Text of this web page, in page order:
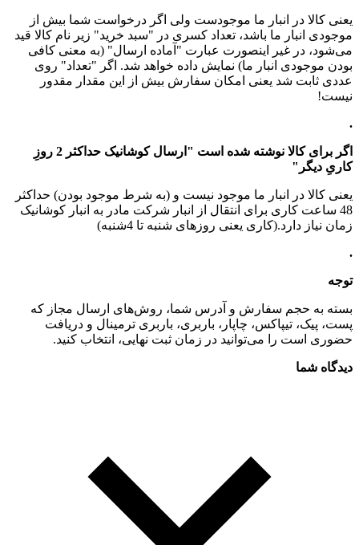
یعنی کالا در انبار ما موجودست ولی اگر درخواست شما بیش از
موجودی انبار ما باشد، تعداد کسری در "سبد خرید" زیر نام کالا قید
می‌شود، در غیر اینصورت عبارت "آماده ارسال" (به معنی کافی
بودن موجودی انبار ما) نمایش داده خواهد شد. اگر "تعداد" روی
عددی ثابت شد یعنی امکان سفارش بیش از این مقدار مقدور
نیست!
.
اگر برای کالا نوشته شده است "ارسال کوشانیک حداکثر 2 روزِ
کاریِ دیگر"
یعنی کالا در انبار ما موجود نیست و (به شرط موجود بودن) حداکثر
48 ساعت کاری برای انتقال از انبار شرکت مادر به انبار کوشانیک
زمان نیاز دارد.(کاری یعنی روزهای شنبه تا 4شنبه)
.
توجه
بسته به حجم سفارش و آدرس شما، روش‌های ارسال مجاز که
پست، پیک، تیپاکس، چاپار، باربری، باربری ترمینال و دریافت
حضوری است را می‌توانید در زمان ثبت نهایی، انتخاب کنید.
دیدگاه شما